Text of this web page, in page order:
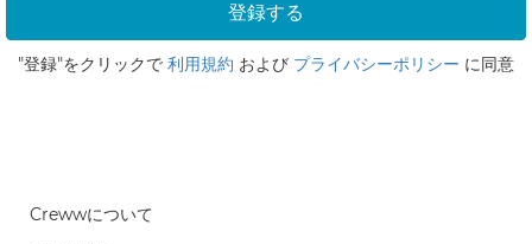
"登録"をクリックで 利用規約 および プライバシーポリシー に同意
Crewwについて